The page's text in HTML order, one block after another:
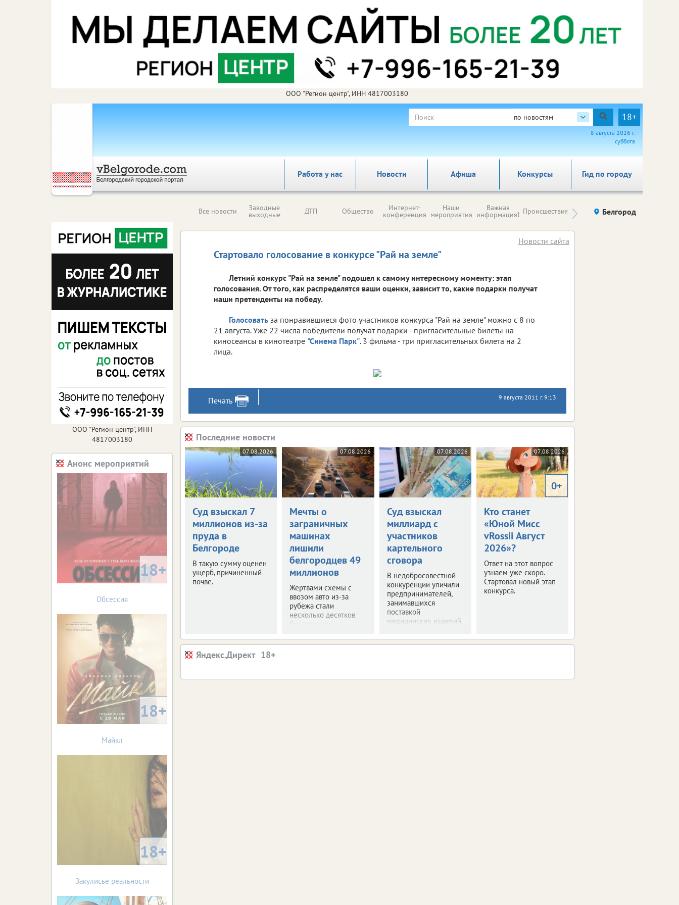
ООО "Регион центр", ИНН 4817003180
по новостям 18+
8 августа 2026 г.
суббота
Работа у нас Новости Афиша Гид по городу
Конкурсы
Все новости Заводные
выходные ДТП Общество Интернет-
конференция
Наши
мероприятия
Важная
информация! Происшествия Здоровье компаний (на
правах
Белгород
Стартовало голосование в конкурсе "Рай на земле"
Новости сайта
Летний конкурс "Рай на земле" подошел к самому интересному моменту: этап
голосования. От того, как распределятся ваши оценки, зависит то, какие подарки получат
наши претенденты на победу.
Голосовать за понравившиеся фото участников конкурса "Рай на земле" можно с 8 по
21 августа. Уже 22 числа победители получат подарки - пригласительные билеты на
киносеансы в кинотеатре "Синема Парк". 3 фильма - три пригласительных билета на 2
лица.
Печать 9 августа 2011 г. 9:13
Последние новости
07.08.2026
Суд взыскал 7
миллионов из-за
пруда в
Белгороде
В такую сумму оценен
ущерб, причиненный
почве.
07.08.2026
Мечты о
заграничных
машинах
лишили
белгородцев 49
миллионов
Жертвами схемы с
ввозом авто из-за
рубежа стали
несколько десятков
белгородцев.
07.08.2026
Суд взыскал
миллиард с
участников
картельного
сговора
В недобросовестной
конкуренции уличили
предпринимателей,
занимавшихся
поставкой
медицинских изделий.
07.08.2026
0+
Кто станет
«Юной Мисс
vRossii Август
2026»?
Ответ на этот вопрос
узнаем уже скоро.
Стартовал новый этап
конкурса.
Яндекс.Директ
ООО "Регион центр", ИНН
4817003180
Анонс мероприятий
18+
Обсессия
18+
Майкл
18+
Закулисье реальности